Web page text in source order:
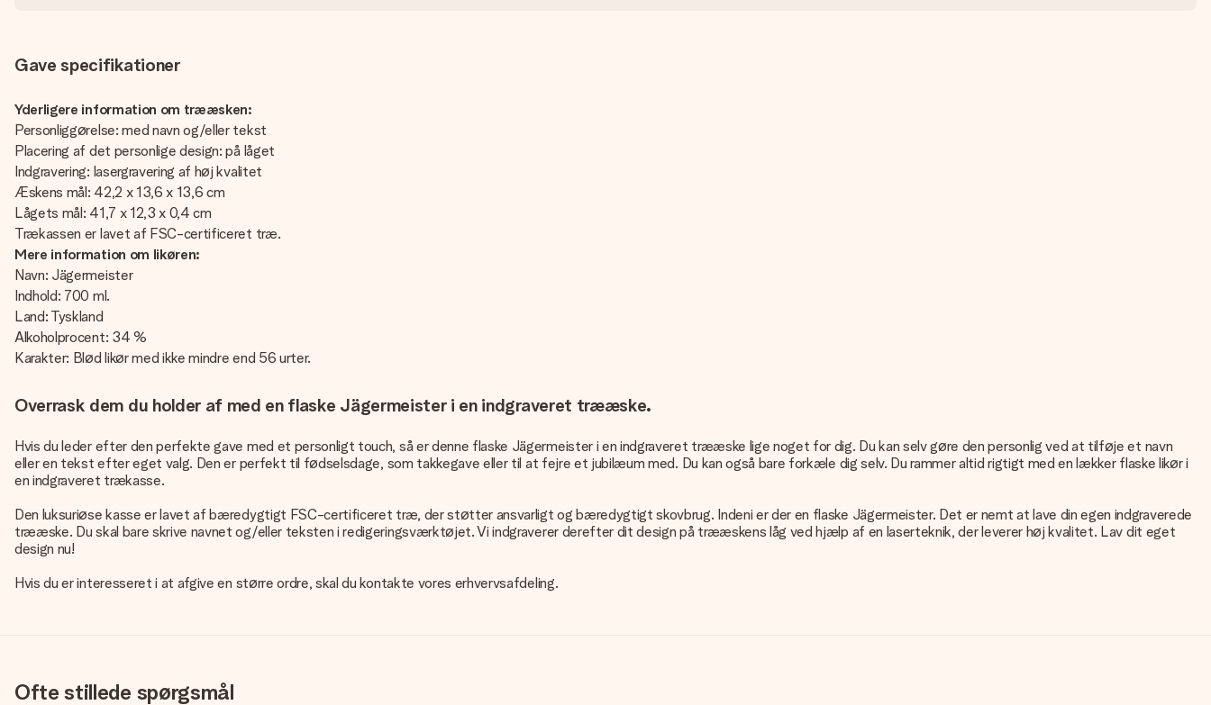
Gave specifikationer
Yderligere information om trææsken:
Personliggørelse: med navn og/eller tekst
Placering af det personlige design: på låget
Indgravering: lasergravering af høj kvalitet
Æskens mål: 42,2 x 13,6 x 13,6 cm
Lågets mål: 41,7 x 12,3 x 0,4 cm
Trækassen er lavet af FSC-certificeret træ.
Mere information om likøren:
Navn: Jägermeister
Indhold: 700 ml.
Land: Tyskland
Alkoholprocent: 34 %
Karakter: Blød likør med ikke mindre end 56 urter.
Overrask dem du holder af med en flaske Jägermeister i en indgraveret trææske.
Hvis du leder efter den perfekte gave med et personligt touch, så er denne flaske Jägermeister i en indgraveret trææske lige noget for dig. Du kan selv gøre den personlig ved at tilføje et navn
eller en tekst efter eget valg. Den er perfekt til fødselsdage, som takkegave eller til at fejre et jubilæum med. Du kan også bare forkæle dig selv. Du rammer altid rigtigt med en lækker flaske likør i
en indgraveret trækasse.
Den luksuriøse kasse er lavet af bæredygtigt FSC-certificeret træ, der støtter ansvarligt og bæredygtigt skovbrug. Indeni er der en flaske Jägermeister. Det er nemt at lave din egen indgraverede
trææske. Du skal bare skrive navnet og/eller teksten i redigeringsværktøjet. Vi indgraverer derefter dit design på trææskens låg ved hjælp af en laserteknik, der leverer høj kvalitet. Lav dit eget
design nu!
Hvis du er interesseret i at afgive en større ordre, skal du kontakte vores erhvervsafdeling.
Ofte stillede spørgsmål